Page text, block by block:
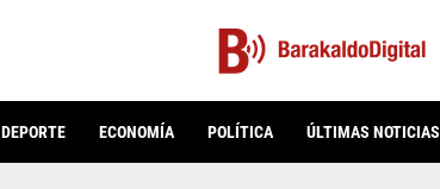
DEPORTE ECONOMÍA POLÍTICA ÚLTIMAS NOTICIAS